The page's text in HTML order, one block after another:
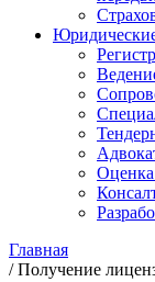
Оценка
Главная
/Получение